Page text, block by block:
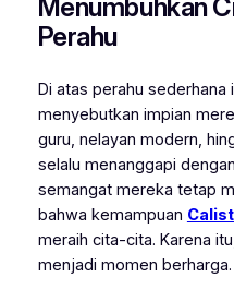
Menumbuhkan
Perahu
Di atas perahu sederhana
menyebutkan impian
guru, nelayan modern,
selalu menanggapi
semangat mereka tetap
bahwa kemampuan
meraih cita-cita. Karena
menjadi momen berharga.